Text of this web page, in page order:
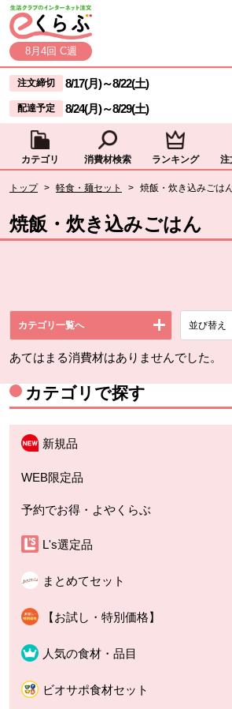
ページの先頭です。
本文へジャンプする。
8月4回 C週
ここからサイト内共通メニューです。
サイト内共通メニューをスキップする
注文締切 8/17(月)～8/22(土)
配達予定 8/24(月)～8/29(土)
カテゴリ 消費材検索 ランキング 注
トップ > 軽食・麺セット > 焼飯・炊き込みごは
焼飯・炊き込みごはん
カテゴリ一覧へ 並び替え
あてはまる消費材はありませんでした。
カテゴリで探す
新規品
WEB限定品
予約でお得・よやくらぶ
L's選定品
まとめてセット
【お試し・特別価格】
人気の食材・品目
ビオサポ食材セット